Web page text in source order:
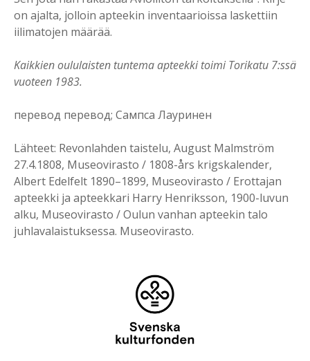
on ajalta, jolloin apteekin inventaarioissa laskettiin
iilimatojen määrää.
Kaikkien oululaisten tuntema apteekki toimi Torikatu 7:ssä
vuoteen 1983.
перевод перевод; Сампса Лауринен
Lähteet: Revonlahden taistelu, August Malmström
27.4.1808, Museovirasto / 1808-års krigskalender,
Albert Edelfelt 1890–1899, Museovirasto / Erottajan
apteekki ja apteekkari Harry Henriksson, 1900-luvun
alku, Museovirasto / Oulun vanhan apteekin talo
juhlavalaistuksessa. Museovirasto.